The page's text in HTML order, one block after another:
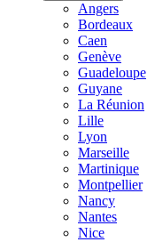
Angers
Bordeaux
Caen
Genève
Guadeloupe
Guyane
La Réunion
Lille
Lyon
Marseille
Martinique
Montpellier
Nancy
Nantes
Nice